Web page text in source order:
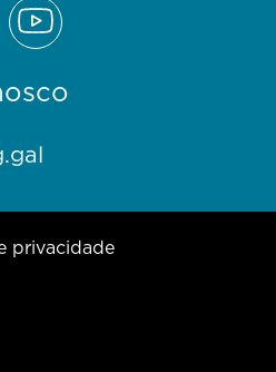
privacidade